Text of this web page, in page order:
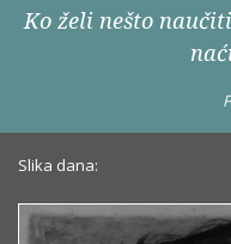
Ko želi nešto
Slika dana: